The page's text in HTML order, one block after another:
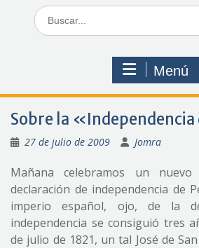
Buscar:
Menú
Sobre la
27 de julio de 2009 Jomra
Mañana celebramos un
declaración de independencia de
imperio español, ojo, de la
independencia se consiguió tres
de julio de 1821, un tal José de